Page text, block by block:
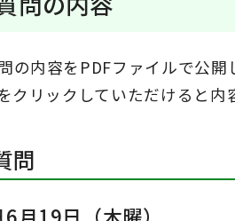
の内容をPDFファイルで公開
クリックしていただけると内
問